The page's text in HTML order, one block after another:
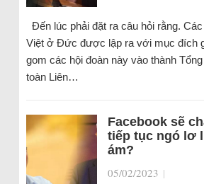
Đến lúc phải đặt ra câu hỏi rằng.
Việt ở Đức được lập ra với mục đích
gom các hội đoàn này vào thành
toàn Liên…
Facebook sẽ
tiếp tục ngó lơ
ám?
05/02/2023 |